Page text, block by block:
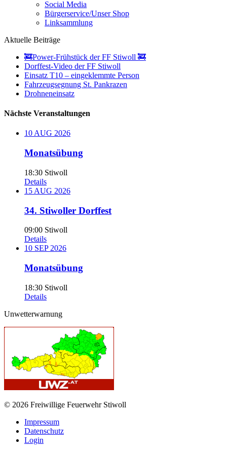
Social Media
Bürgerservice/Unser Shop
Linksammlung
Aktuelle Beiträge
🚒Power-Frühstück der FF Stiwoll 🚒
Dorffest-Video der FF Stiwoll
Einsatz T10 – eingeklemmte Person
Fahrzeugsegnung St. Pankrazen
Drohneneinsatz
Nächste Veranstaltungen
10AUG 2026
Monatsübung
18:30 Stiwoll
Details
15 AUG 2026
34. Stiwoller Dorffest
09:00 Stiwoll
Details
10 SEP 2026
Monatsübung
18:30 Stiwoll
Details
Unwetterwarnung
© 2026 Freiwillige Feuerwehr Stiwoll
Impressum
Datenschutz
Login